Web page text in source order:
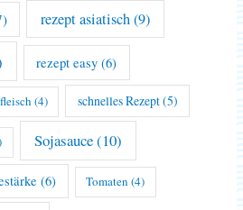
rezept asiatisch(9)
rezept easy (6)
(4) schnelles Rezept(5)
Sojasauce(10)
(6) Tomaten (4)